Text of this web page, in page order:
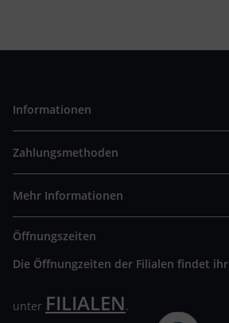
Informationen
Zahlungsmethoden
Mehr Informationen
Öffnungszeiten
Die Öffnungzeiten der Filialen findet ihr
unter FILIALEN.